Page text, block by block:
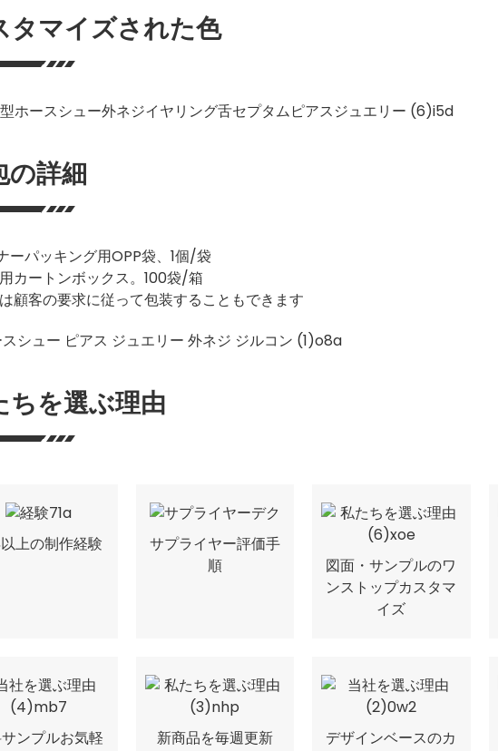
タマイズされた色
の詳細
ーパッキング用OPP袋、1個/袋
カートンボックス。100袋/箱
顧客の要求に従って包装することもできます
ちを選ぶ理由
上の制作経験
サプライヤー評価手
順
図面・サンプルのワ
ンストップカスタマ
イズ
ンプルお気軽
新商品を毎週更新
デザインベースのカ